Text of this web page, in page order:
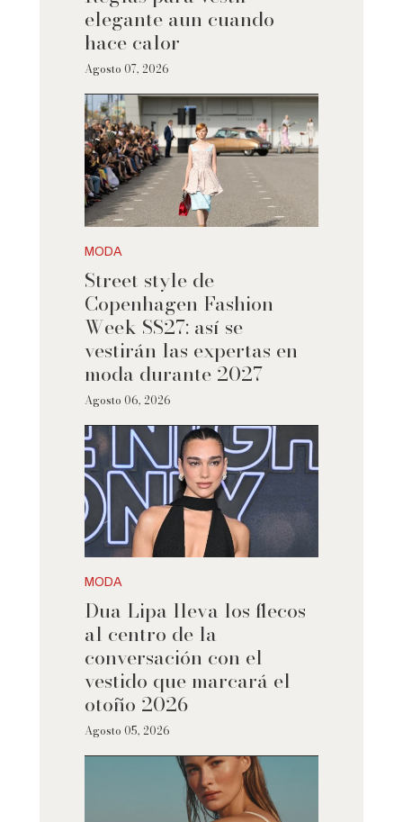
elegante aun cuando
hace calor
Agosto 07, 2026
MODA
Street style de
Copenhagen Fashion
Week SS27: así se
vestirán las expertas en
moda durante 2027
Agosto 06, 2026
MODA
Dua Lipa lleva los flecos
al centro de la
conversación con el
vestido que marcará el
otoño 2026
Agosto 05, 2026